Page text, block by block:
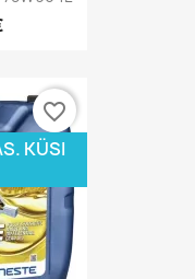
KÜSI
favorite_border